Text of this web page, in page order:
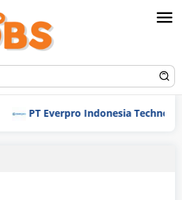
PT Everpro Indonesia